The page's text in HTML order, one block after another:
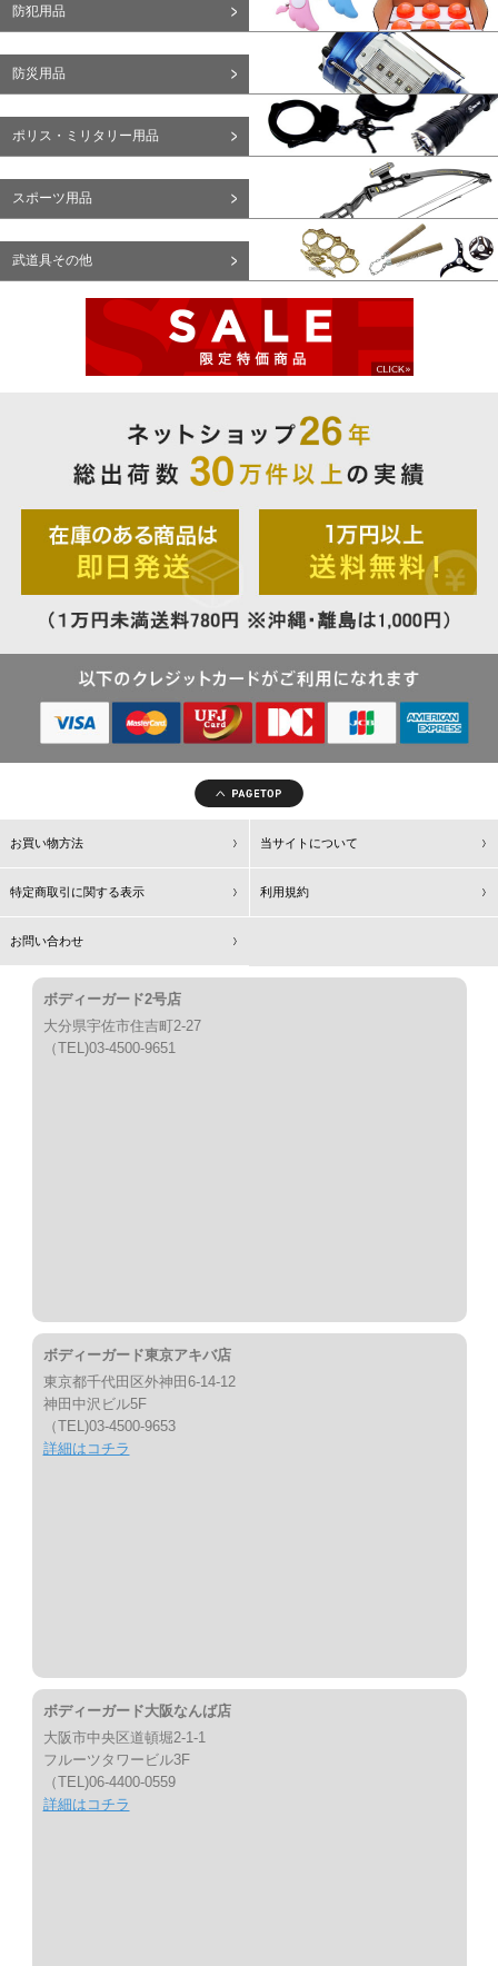
防犯用品
防災用品
ポリス・ミリタリー用品
スポーツ用品
武道具その他
お買い物方法 当サイトについて
特定商取引に関する表示 利用規約
お問い合わせ
ボディーガード2号店
大分県宇佐市住吉町2-27
（TEL)03-4500-9651
ボディーガード東京アキバ店
東京都千代田区外神田6-14-12
神田中沢ビル5F
（TEL)03-4500-9653
詳細はコチラ
ボディーガード大阪なんば店
大阪市中央区道頓堀2-1-1
フルーツタワービル3F
（TEL)06-4400-0559
詳細はコチラ